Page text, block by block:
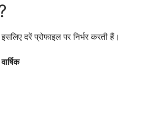
दरें प्रोफाइल पर निर्भर करती हैं।